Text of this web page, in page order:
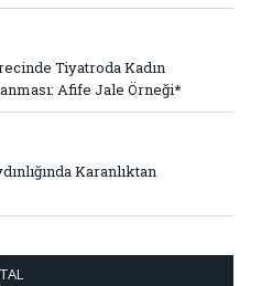
Tiyatroda Kadın
Afife Jale Örneği*
Karanlıktan